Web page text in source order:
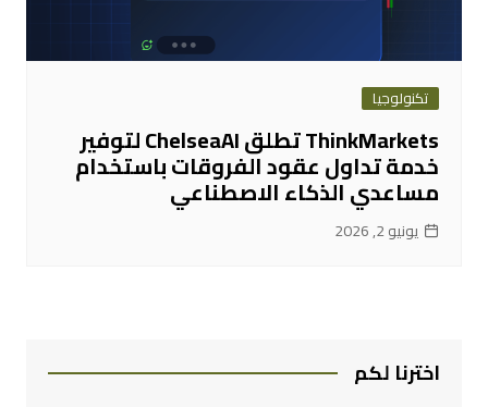
تكنولوجيا
ThinkMarkets تطلق ChelseaAI لتوفير
خدمة تداول عقود الفروقات باستخدام
مساعدي الذكاء الاصطناعي
يونيو 2, 2026
اخترنا لكم